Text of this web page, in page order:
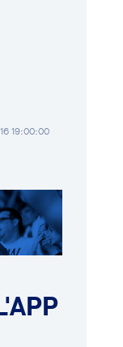
19:00:00